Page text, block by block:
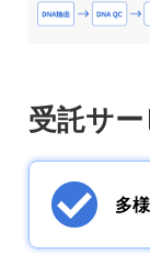
受託サ
多